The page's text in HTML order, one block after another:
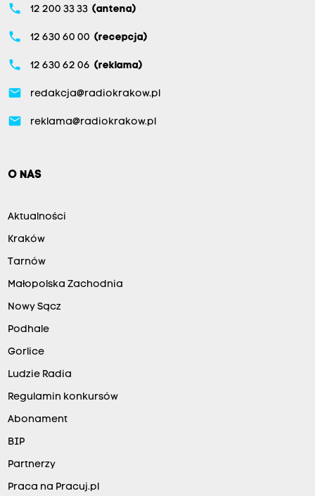
phone 12 200 33 33 (antena)
phone 12 630 60 00 (recepcja)
phone 12 630 62 06 (reklama)
email redakcja@radiokrakow.pl
email reklama@radiokrakow.pl
O NAS
Aktualności
Kraków
Tarnów
Małopolska Zachodnia
Nowy Sącz
Podhale
Gorlice
Ludzie Radia
Regulamin konkursów
Abonament
BIP
Partnerzy
Praca na Pracuj.pl